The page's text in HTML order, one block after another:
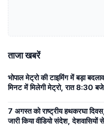
ताजा खबरें
भोपाल मेट्रो की टाइमिंग में बड़ा
मिनट में मिलेगी मेट्रो, रात 8:30
7 अगस्त को राष्ट्रीय हथकरघा
जारी किया वीडियो संदेश,